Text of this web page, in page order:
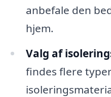
anbefale den
hjem.
Valg af
findes flere